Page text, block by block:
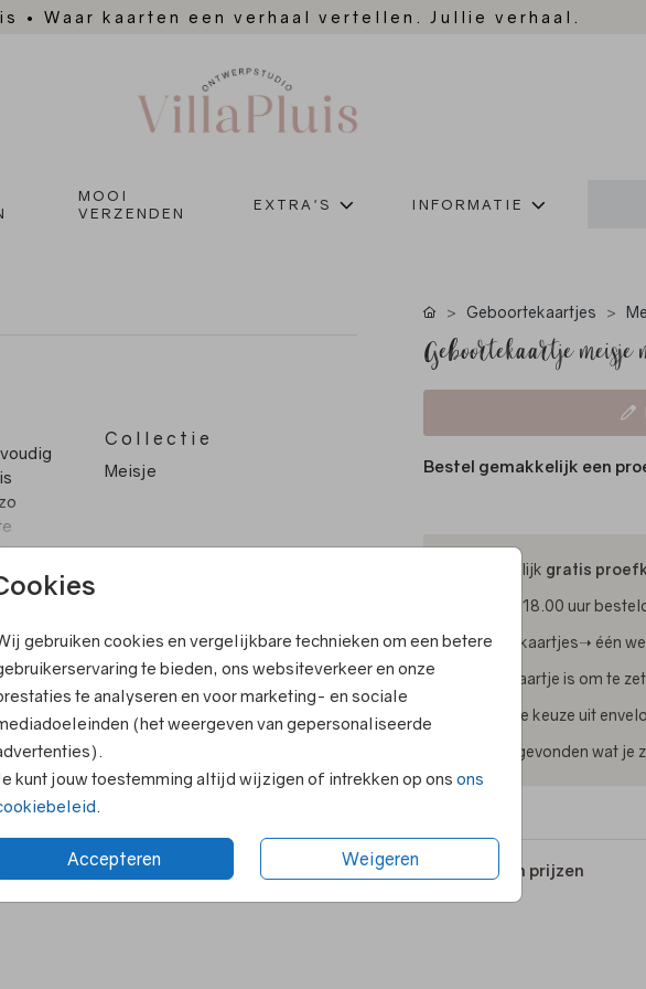
• Waar kaarten een verhaal vertellen. Jullie verhaal.
MOOI
VERZENDEN
EXTRA'S INFORMATIE
gebruiken cookies en vergelijkbare technieken om een betere
te bieden, ons websiteverkeer en onze
te analyseren en voor marketing- en sociale
(het weergeven van gepersonaliseerde
kunt jouw toestemming altijd wijzigen of intrekken op ons ons
Accepteren Weigeren
je
Collectie
Meisje
leuk
Geboortekaartjes
Geboortekaartje
Bestel gemakkelijk een
Tijdelijk gratis
Voor 18.00 uur
Foliekaartjes➝ één
Elk kaartje is om te
Ruime keuze uit
Niet gevonden wat je
Formaten en prijzen